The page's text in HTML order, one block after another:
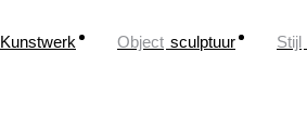
Kunstwerk Object sculptuur Stijl